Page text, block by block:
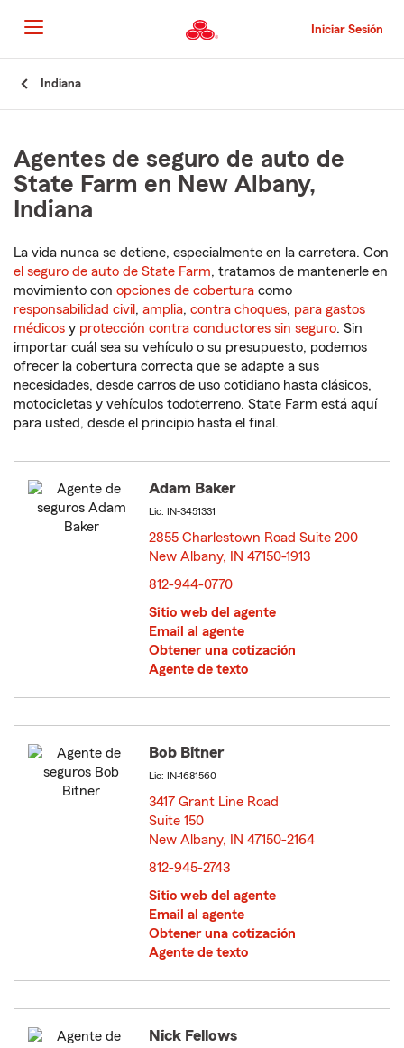
al
contenido
principal
Iniciar Sesión
Indiana
Agentes de seguro de auto de
State Farm en New Albany,
Indiana
La vida nunca se detiene, especialmente en la carretera. Con
el seguro de auto de State Farm, tratamos de mantenerle en
movimiento con opciones de cobertura como
responsabilidad civil , amplia, contra choques, para gastos
médicos y protección contra conductores sin seguro. Sin
importar cuál sea su vehículo o su presupuesto, podemos
ofrecer la cobertura correcta que se adapte a sus
necesidades, desde carros de uso cotidiano hasta clásicos,
motocicletas y vehículos todoterreno. State Farm está aquí
para usted, desde el principio hasta el final.
Adam Baker
Lic: IN-3451331
2855 Charlestown Road Suite 200
New Albany, IN 47150-1913
812-944-0770
Sitio web del agente
Email al agente
Obtener una cotización
Agente de texto
Bob Bitner
Lic: IN-1681560
3417 Grant Line Road
Suite 150
New Albany, IN 47150-2164
812-945-2743
Sitio web del agente
Email al agente
Obtener una cotización
Agente de texto
Nick Fellows